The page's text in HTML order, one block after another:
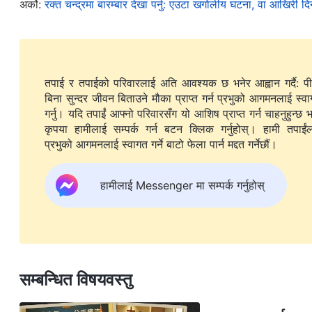
कानून पनि परमेश्‍वरले निर्धारित गर्नुभयो। उदाहरणको लागि,
केवल परमेश्‍वरले मानिसका लागि निर्धारित गर्नुभएको जीवनका
व्यवस्थित तरिकामा पृथ्वीमा जीवन बिताएर हामी केही
शैतानद्वारा झन् झन् भ्रष्ट हुँदै गइरहेका छौं र हाम्रो हृदयमा
समय हामीले परमेश्‍वरले मानिसका लागि तोकिदिनुभएको
परिणामस्वरूप हाम्रो शरीरहरू सबै प्रकारका रोगहरूले ग्रस्त
उनीहरु बिहानको घडीसम्म वा सारा रातसम्म रमाईलो
इन्डोक्राइन डिसअर्डर, सुस्ती, कलेजो बिग्रने र यस्तै अन्य कुरा
निम्त्याउन सक्छ। केही व्यक्तिहरू शारीरिक रमाइलोको लालच
खाने र पिउने जस्ता चीजहरू गर्दछन्, तिनीहरू मौसममा नपाइने
भास्कुलर र सेरेब्रोभास्कुलर रोगहरू विकास गर्दछन्। केहीले
अर्को:रक्त चन्द्रमा बारम्बार देखा पर्नु: एउटा खगोलीय घटना, वा आखिरी
तपाई र तपाईको परिवारलाई अति आवश्यक छ भनेर आह्वान गर्दै:
बिना सुन्दर जीवन बिताउने मौका प्राप्त गर्न प्रभुको आगमनलाई
गर्नु। यदि तपाईं आफ्नो परिवारसँग यो आशिष प्राप्त गर्न चाहनुहुन्छ
कृपया हामीलाई सम्पर्क गर्न बटन क्लिक गर्नुहोस्। हामी तपाईंलाई
प्रभुको आगमनलाई स्वागत गर्ने बाटो फेला पार्न मद्दत गर्नेछौं।
हामीलाई Messenger मा सम्पर्क गर्नुहोस्
सम्बन्धित विषयवस्तु